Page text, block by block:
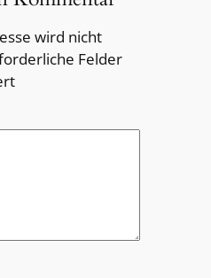
wird nicht
Felder